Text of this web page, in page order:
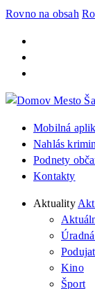
Rovno na obsah
Mobilná
Nahlás
Podnety
Kontakty
Aktuality
Kino
Šport